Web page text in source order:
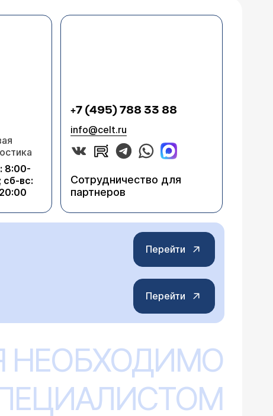
8:00-
сб-вс:
+7 (495) 788 33 88
info@celt.ru
Сотрудничество для
партнеров
Перейти
Перейти
НЕОБХОДИМО